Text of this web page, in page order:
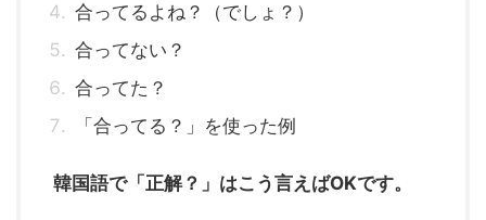
合ってるよね？（でしょ？）
合ってない？
合ってた？
「合ってる？」を使った例
韓国語で「正解？」はこう言えばOKです。